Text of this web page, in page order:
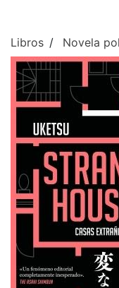
Libros Novela